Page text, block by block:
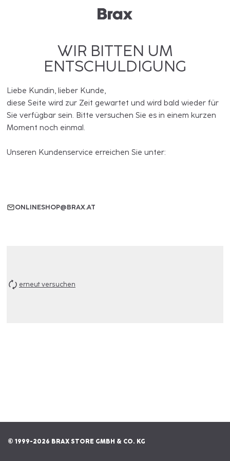
WIR BITTEN UM
ENTSCHULDIGUNG
Liebe Kundin, lieber Kunde,
diese Seite wird zur Zeit gewartet und wird bald wieder für
Sie verfügbar sein. Bitte versuchen Sie es in einem kurzen
Moment noch einmal.
Unseren Kundenservice erreichen Sie unter:
ONLINESHOP@BRAX.AT
erneut versuchen
© 1999-2026 BRAX STORE GMBH & CO. KG